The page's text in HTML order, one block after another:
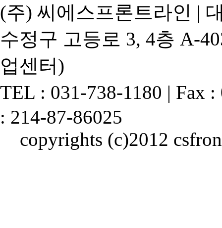
(주) 씨에스프론트라인 |
수정구 고등로 3, 4층 A-
업센터)
TEL : 031-738-1180 | Fax
: 214-87-86025
copyrights (c)2012